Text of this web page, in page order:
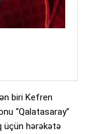
biri Kefren
“Qalatasaray”
üçün hərəkətə